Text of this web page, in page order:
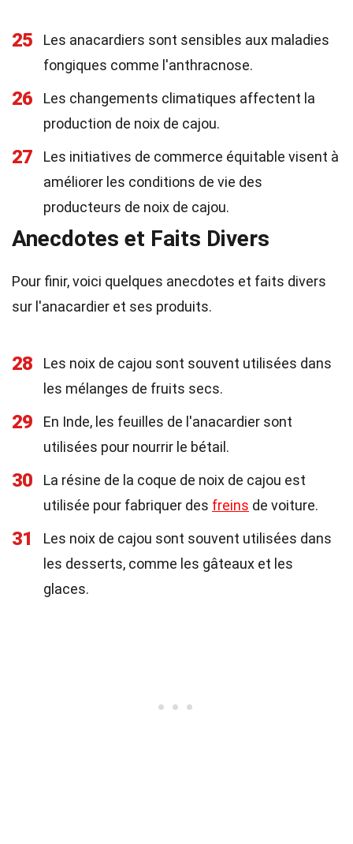
25
Les anacardiers sont sensibles aux maladies
fongiques comme l'anthracnose.
26
Les changements climatiques affectent la
production de noix de cajou.
27
Les initiatives de commerce équitable visent à
améliorer les conditions de vie des
producteurs de noix de cajou.
Anecdotes et Faits Divers
Pour finir, voici quelques anecdotes et faits divers
sur l'anacardier et ses produits.
28
Les noix de cajou sont souvent utilisées dans
les mélanges de fruits secs.
29
En Inde, les feuilles de l'anacardier sont
utilisées pour nourrir le bétail.
30
La résine de la coque de noix de cajou est
utilisée pour fabriquer des freins de voiture.
31
Les noix de cajou sont souvent utilisées dans
les desserts, comme les gâteaux et les
glaces.